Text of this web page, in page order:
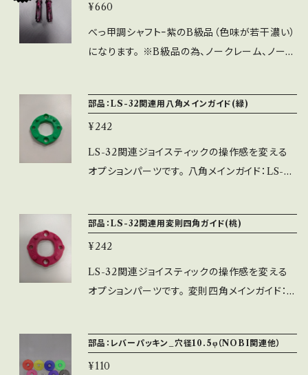
りません。 ※別売りのNTシャフトを使用して長
さを調整する事により、レバーを倒すときの重さ
（荷重軸）を微調整できます。 ※取付穴径M6（通
¥660
べっ甲調シャフトｰ紫のB級品（色味が若干濃い）
になります。 ※B級品の為、ノークレーム、ノーリ
おりますが取り扱いには十分注意して下さい。
※通常のLS-32用シャフトに4層のコーティング
を施す仕様となります（Eリング仕様です） ※メ
タル軸受は、軸受の穴径の関係上取付できませ
部品：LS-32関連用八角メインガイド(緑)
¥242
LS-32関連ジョイスティックの操作感を変える
オプションパーツです。 八角メインガイド：LS-32
O）の八角に近い形状に設計しています。
部品：LS-32関連用変則四角ガイド(桃)
¥242
LS-32関連ジョイスティックの操作感を変える
オプションパーツです。 変則四角メインガイド：L
作感が分かりやすくなります（個人差はありま
す）。 ノビモデル（STD）の四角に近い形状に設
部品：レバーパッキン_穴径10.5φ（NOBI関連他）
¥110